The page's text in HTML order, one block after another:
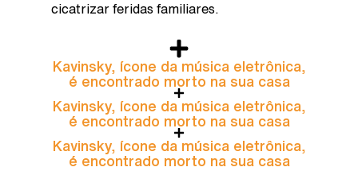
cicatrizar feridas familiares.
Kavinsky, ícone da música eletrônica,
é encontrado morto na sua casa
Kavinsky, ícone da música eletrônica,
é encontrado morto na sua casa
Kavinsky, ícone da música eletrônica,
é encontrado morto na sua casa